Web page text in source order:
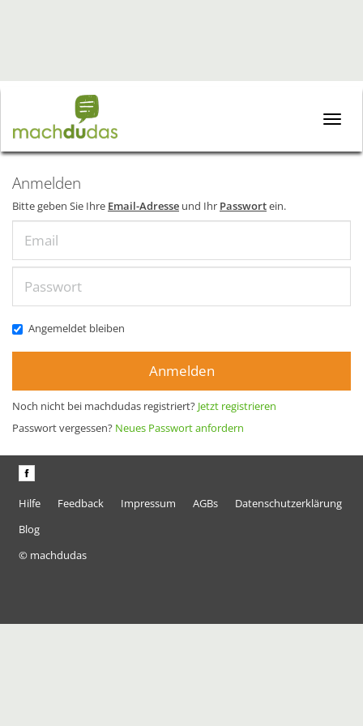
Toggle
Anmelden
Bitte geben Sie Ihre Email-Adresse und Ihr Passwortein.
Angemeldet bleiben
Anmelden
Noch nicht bei machdudas registriert? Jetzt registrieren
Passwort vergessen? Neues Passwort anfordern
Hilfe Feedback Impressum AGBs
Datenschutzerklärung
Blog
© machdudas